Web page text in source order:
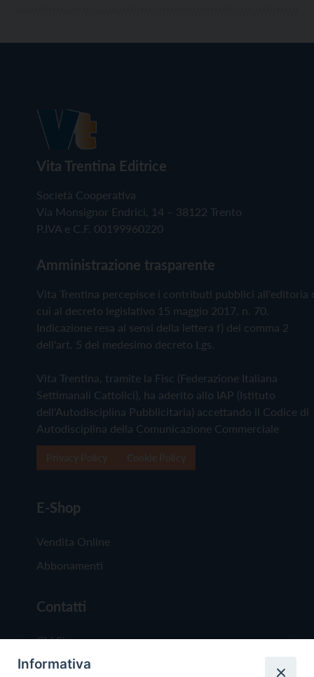
Vita Trentina Editrice
Società Cooperativa
Via Monsignor Endrici, 14 – 38122 Trento
P.IVA e C.F. 00199960220
Amministrazione trasparente
Vita Trentina percepisce i contributi pubblici all'editoria
cui al decreto legislativo 15 maggio 2017, n. 70.
Indicazione resa ai sensi della lettera f) del comma 2
dell'art. 5 del medesimo decreto Lgs.
Vita Trentina, tramite la Fisc (Federazione Italiana
Settimanali Cattolici), ha aderito allo IAP (Istituto
dell'Autodisciplina Pubblicitaria) accettando il Codice di
Autodisciplina della Comunicazione Commerciale
E-Shop
Vendita Online
Abbonamenti
Contatti
Chi Siamo
Redazione
Informativa